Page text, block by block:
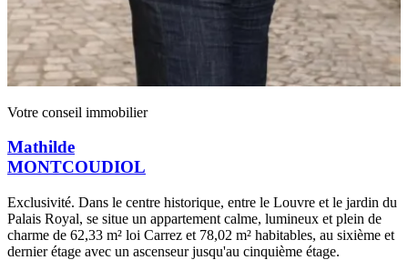
Votre conseil immobilier
Mathilde
MONTCOUDIOL
Exclusivité. Dans le centre historique, entre le Louvre et le jardin du
Palais Royal, se situe un appartement calme, lumineux et plein de
charme de 62,33 m² loi Carrez et 78,02 m² habitables, au sixième et
dernier étage avec un ascenseur jusqu'au cinquième étage.